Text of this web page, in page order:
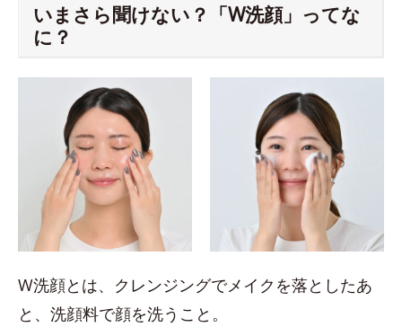
いまさら聞けない？「W洗顔」ってな
に？
W洗顔とは、クレンジングでメイクを落としたあ
と、洗顔料で顔を洗うこと。